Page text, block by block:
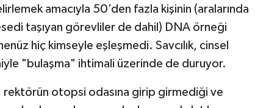
amacıyla 50’den fazla kişinin (aralarında
taşıyan görevliler de dahil) DNA örneği
hiç kimseyle eşleşmedi. Savcılık, cinsel
"bulaşma" ihtimali üzerinde de duruyor.
rektörün otopsi odasına girip girmediği ve